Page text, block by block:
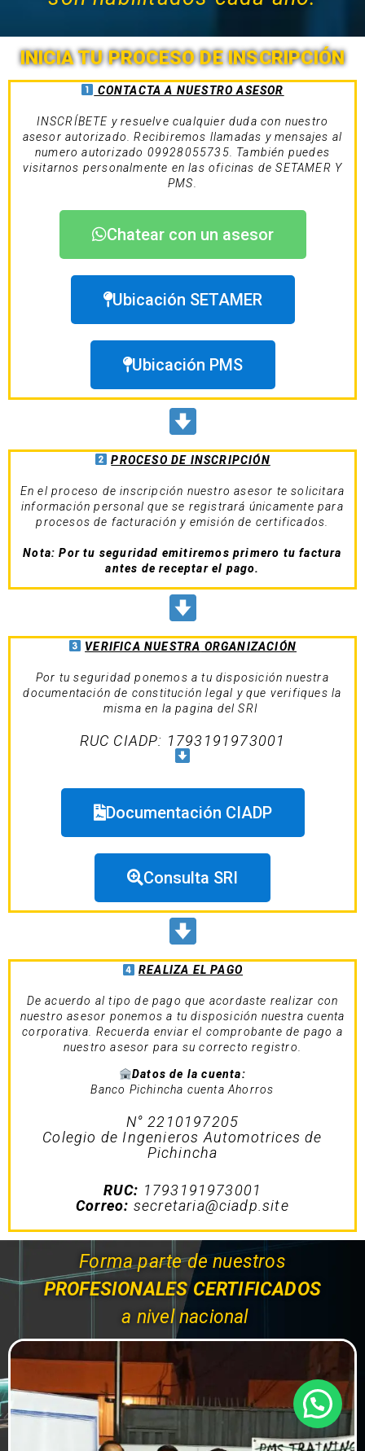
INICIA TU PROCESO DE INSCRIPCIÓN
CONTACTA A NUESTRO ASESOR
INSCRÍBETE y resuelve cualquier duda con nuestro
asesor autorizado. Recibiremos llamadas y mensajes al
numero autorizado 09928055735. También puedes
visitarnos personalmente en las oficinas de SETAMER Y
PMS.
Chatear con un asesor
Ubicación SETAMER
Ubicación PMS
PROCESO DE INSCRIPCIÓN
En el proceso de inscripción nuestro asesor te solicitara
información personal que se registrará únicamente para
procesos de facturación y emisión de certificados.
Nota: Por tu seguridad emitiremos primero tu factura
antes de receptar el pago.
VERIFICA NUESTRA ORGANIZACIÓN
Por tu seguridad ponemos a tu disposición nuestra
documentación de constitución legal y que verifiques la
misma en la pagina del SRI
RUC CIADP: 1793191973001
Documentación CIADP
Consulta SRI
REALIZA EL PAGO
De acuerdo al tipo de pago que acordaste realizar con
nuestro asesor ponemos a tu disposición nuestra cuenta
corporativa. Recuerda enviar el comprobante de pago a
nuestro asesor para su correcto registro.
Datos de la cuenta:
Banco Pichincha cuenta Ahorros
N° 2210197205
Colegio de Ingenieros Automotrices de
Pichincha
RUC: 1793191973001
Correo: secretaria@ciadp.site
Forma parte de nuestros
PROFESIONALES CERTIFICADOS
a nivel nacional
¿Necesitas ayuda?